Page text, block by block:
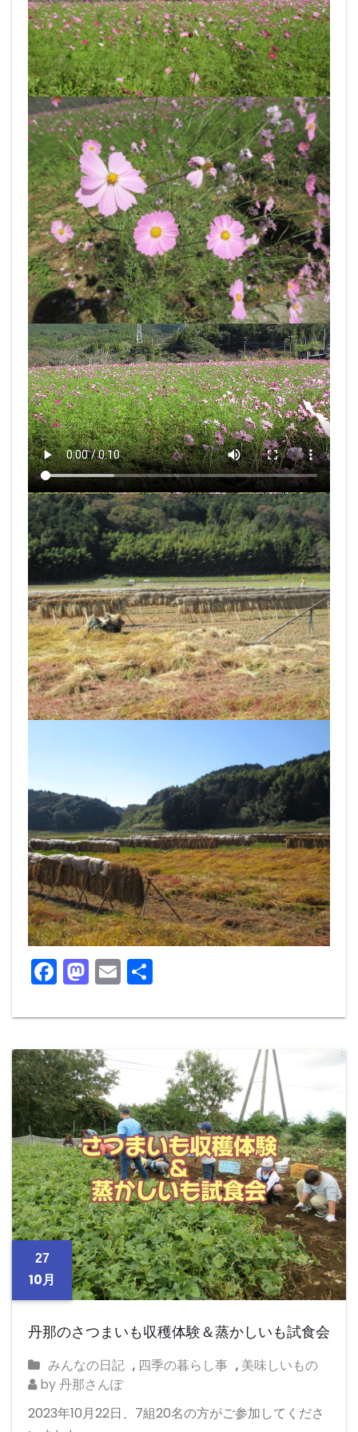
F
a
c
e
b
o
o
k
M
a
st
o
d
o
n
E
m
ai
27
10月
丹那のさつまいも収穫体験＆蒸かしいも試食会
みんなの日記 , 四季の暮らし事 , 美味しいもの
by 丹那さんぽ
2023年10月22日、7組20名の方がご参加してくださ